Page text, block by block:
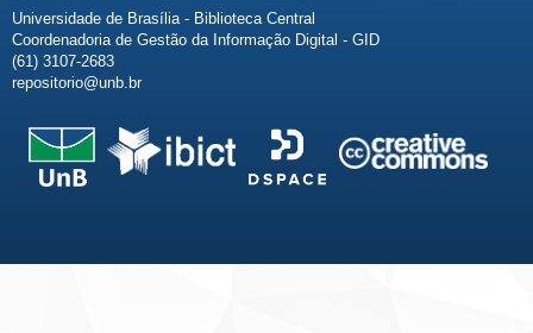
Universidade de Brasília - Biblioteca Central
Coordenadoria de Gestão da Informação Digital - GID
(61) 3107-2683
repositorio@unb.br